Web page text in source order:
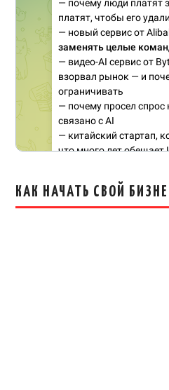
КАК НАЧАТЬ СВОЙ